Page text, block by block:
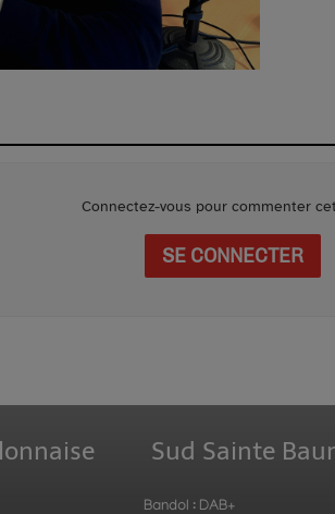
Connectez-vous pour commenter
SE CONNECTER
Sud Sainte
Bandol : DAB+